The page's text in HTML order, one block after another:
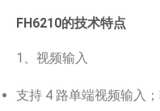
FH6210的技术特点
1、视频输入
支持 4 路单端视频输入